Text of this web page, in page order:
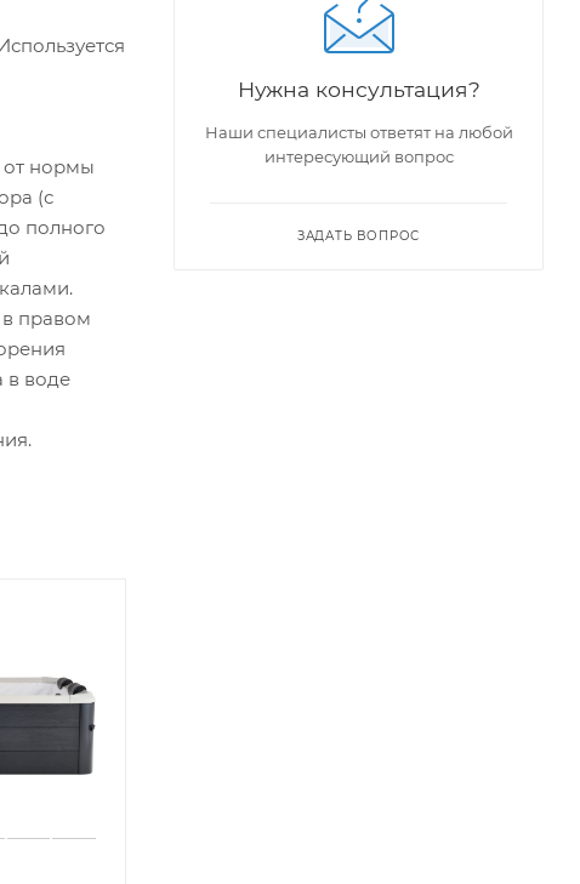
от нормы
(с
полного
правом
в воде
Нужна консультация?
Наши специалисты ответят на любой
интересующий вопрос
ЗАДАТЬ ВОПРОС